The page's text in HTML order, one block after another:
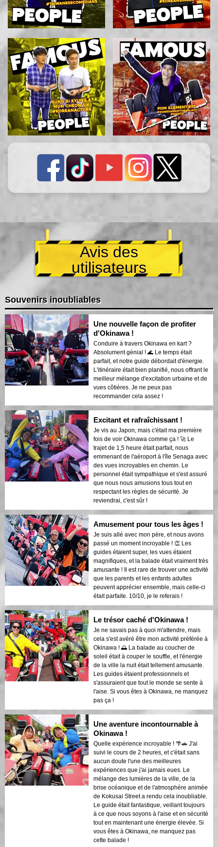
Avis des
utilisateurs
Souvenirs inoubliables
Une nouvelle façon de profiter
d'Okinawa !
Conduire à travers Okinawa en kart ?
Absolument génial ! 🌊 Le temps était
parfait, et notre guide débordait d'énergie.
L'itinéraire était bien planifié, nous offrant le
meilleur mélange d'excitation urbaine et de
vues côtières. Je ne peux pas
recommander cela assez !
Excitant et rafraîchissant !
Je vis au Japon, mais c'était ma première
fois de voir Okinawa comme ça ! 🚀 Le
trajet de 1,5 heure était parfait, nous
emmenant de l'aéroport à l'île Senaga avec
des vues incroyables en chemin. Le
personnel était sympathique et s'est assuré
que nous nous amusions tous tout en
respectant les règles de sécurité. Je
reviendrai, c'est sûr !
Amusement pour tous les âges !
Je suis allé avec mon père, et nous avons
passé un moment incroyable ! 👏 Les
guides étaient super, les vues étaient
magnifiques, et la balade était vraiment très
amusante ! Il est rare de trouver une activité
que les parents et les enfants adultes
peuvent apprécier ensemble, mais celle-ci
était parfaite. 10/10, je le referais !
Le trésor caché d'Okinawa !
Je ne savais pas à quoi m'attendre, mais
cela s'est avéré être mon activité préférée à
Okinawa ! 🌅 La balade au coucher de
soleil était à couper le souffle, et l'énergie
de la ville la nuit était tellement amusante.
Les guides étaient professionnels et
s'assuraient que tout le monde se sente à
l'aise. Si vous êtes à Okinawa, ne manquez
pas ça !
Une aventure incontournable à
Okinawa !
Quelle expérience incroyable ! 🌴🚗 J'ai
suivi le cours de 2 heures, et c'était sans
aucun doute l'une des meilleures
expériences que j'ai jamais eues. Le
mélange des lumières de la ville, de la
brise océanique et de l'atmosphère animée
de Kokusai Street a rendu cela inoubliable.
Le guide était fantastique, veillant toujours
à ce que nous soyons à l'aise et en sécurité
tout en maintenant une énergie élevée. Si
vous êtes à Okinawa, ne manquez pas
cette balade !